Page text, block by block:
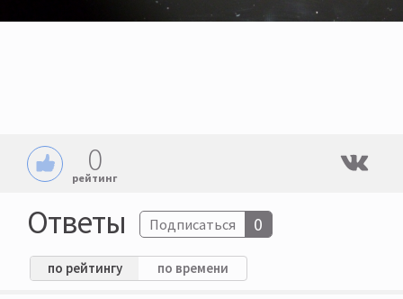
0
рейтинг
Ответы Подписаться 0
по рейтингу по времени